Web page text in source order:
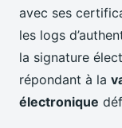
avec ses
les logs
la signature
répondant à la
électronique